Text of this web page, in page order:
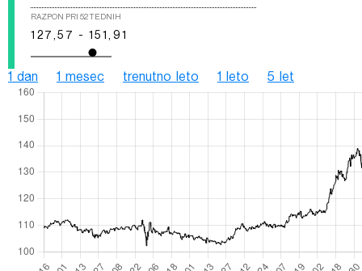
RAZPON PRI 52 TEDNIH
127,57 - 151,91
1 dan 1 mesec trenutno leto 1 leto 5 let